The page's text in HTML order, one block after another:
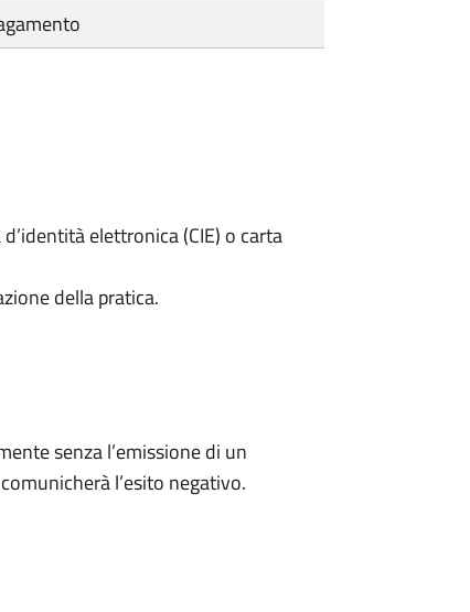
elettronica (CIE) o carta
della pratica.
senza l’emissione di un
l’esito negativo.